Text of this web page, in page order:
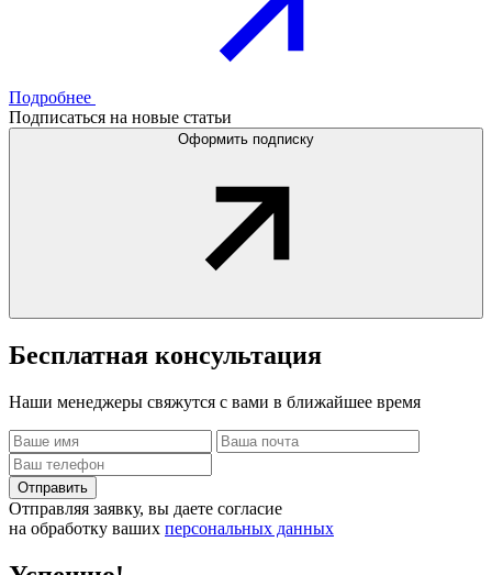
Подробнее
Подписаться на новые статьи
Оформить подписку
Бесплатная консультация
Наши менеджеры свяжутся с вами в ближайшее время
Отправить
Отправляя заявку, вы даете согласие
на обработку ваших персональных данных